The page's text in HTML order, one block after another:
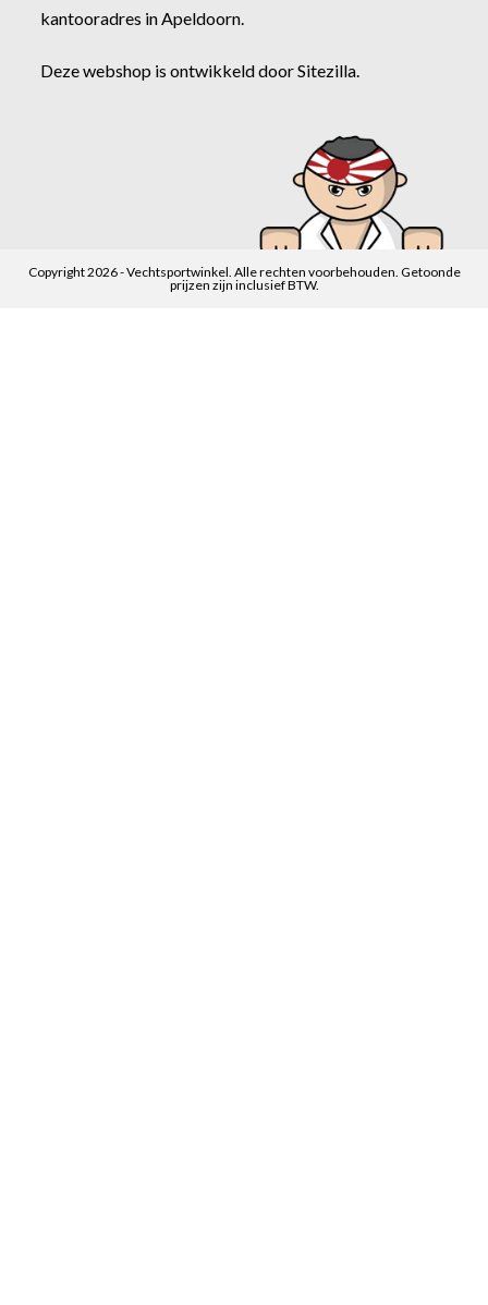
kantooradres in Apeldoorn.
Deze webshop is ontwikkeld doorSitezilla.
Copyright 2026 - Vechtsportwinkel. Alle rechten voorbehouden. Getoonde
prijzen zijn inclusief BTW.